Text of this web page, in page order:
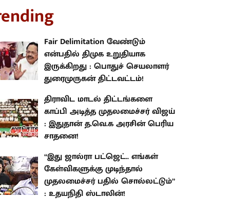
Fair Delimitation வேண்டும்
என்பதில் திமுக உறுதியாக
இருக்கிறது : பொதுச் செயலாளர்
துரைமுருகன் திட்டவட்டம்!
திராவிட மாடல் திட்டங்களை
காப்பி அடித்த முதலமைச்சர் விஜய்
: இதுதான் த.வெ.க அரசின் பெரிய
சாதனை!
“இது ஜால்ரா பட்ஜெட்.. எங்கள்
கேள்விகளுக்கு முடிந்தால்
முதலமைச்சர் பதில் சொல்லட்டும்”
: உதயநிதி ஸ்டாலின்!